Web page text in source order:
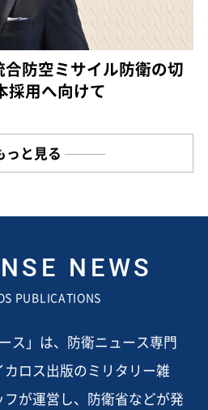
合防空ミサイル防衛の切
採用へ向けて
っと見る
NEWS
PUBLICATIONS
ス」は、防衛ニュース専門
ロス出版のミリタリー雑
が運営し、防衛省などが発